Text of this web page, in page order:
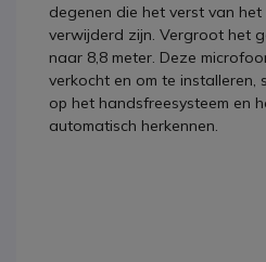
degenen die het verst van
verwijderd zijn. Vergroot het
naar 8,8 meter. Deze
verkocht en om te installeren,
op het handsfreesysteem en
automatisch herkennen.